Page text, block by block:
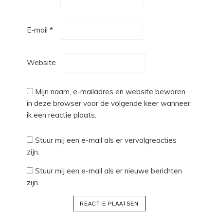
E-mail *
Website
Mijn naam, e-mailadres en website bewaren
in deze browser voor de volgende keer wanneer
ik een reactie plaats.
Stuur mij een e-mail als er vervolgreacties
zijn.
Stuur mij een e-mail als er nieuwe berichten
zijn.